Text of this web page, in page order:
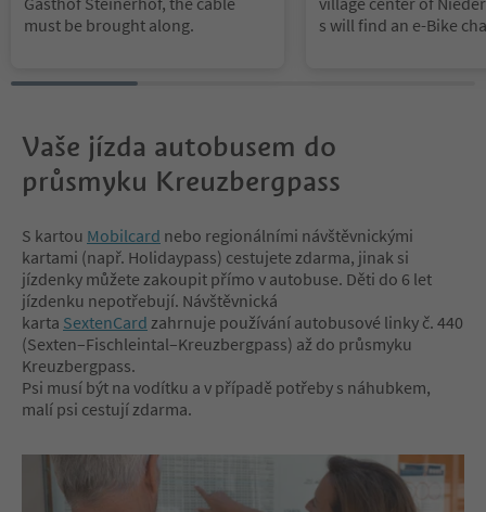
must be brought along.
s will find an e-Bike
e called up at the
on point. Can be used
nd.
Vaše jízda autobusem do
průsmyku Kreuzbergpass
S kartou Mobilcard nebo regionálními návštěvnickými
kartami (např. Holidaypass) cestujete zdarma, jinak si
jízdenky můžete zakoupit přímo v autobuse. Děti do 6 let
jízdenku nepotřebují. Návštěvnická
karta SextenCard zahrnuje používání autobusové linky č. 440
(Sexten–Fischleintal–Kreuzbergpass) až do průsmyku
Kreuzbergpass.
Psi musí být na vodítku a v případě potřeby s náhubkem,
malí psi cestují zdarma.